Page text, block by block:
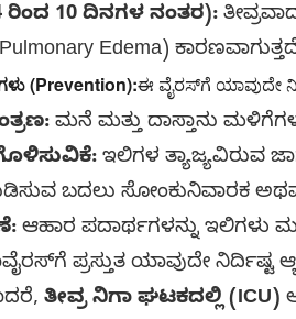
ರಿಂದ 10 ದಿನಗಳ ನಂತರ):
Edema)
(Prevention): ಈ ವೈರಸ್‌ಗೆ
ಮನೆ ಮತ್ತು ದಾಸ್ತಾನು
ಇಲಿಗಳ ತ್ಯಾಜ್ಯವಿರುವ
ಬದಲು ಸೋಂಕುನಿವಾರಕ
ಆಹಾರ ಪದಾರ್ಥಗಳನ್ನು ಇಲಿಗಳು
ಪ್ರಸ್ತುತ ಯಾವುದೇ ನಿರ್ದಿಷ್ಟ
ತೀವ್ರ ನಿಗಾ ಘಟಕದಲ್ಲಿ (ICU)